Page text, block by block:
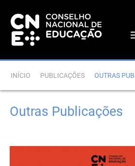
INÍCIO PUBLICAÇÕES OUTRAS
Outras Publicações